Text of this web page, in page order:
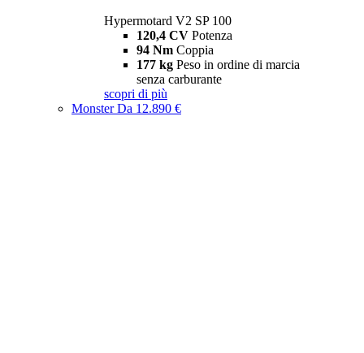
Hypermotard V2 SP 100
120,4 CV Potenza
94 Nm Coppia
177 kg Peso in ordine di marcia
senza carburante
scopri di più
MonsterDa 12.890 €